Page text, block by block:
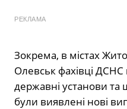
РЕКЛАМА
Зокрема, в містах
Олевськ фахівці ДСНС
державні установи та
були виявлені нові